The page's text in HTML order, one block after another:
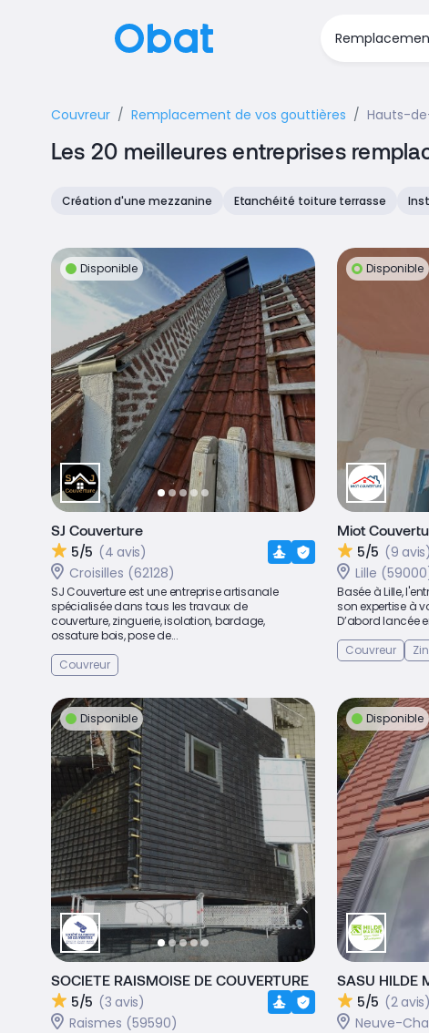
Couvreur Remplacement de vos gouttières Hauts-
Les 20 meilleures entreprises
Création d'une mezzanine Etanchéité toiture terrasse
Disponible
SJ Couverture
5/5 (4 avis)
Croisilles (62128)
SJ Couverture est une entreprise artisanale
spécialisée dans tous les travaux de
couverture, zinguerie, isolation, bardage,
ossature bois, pose de...
Couvreur
Disponible
Miot
5/5 (9 avis)
Lille
Basée à Lille,
son expertise à
D’abord lancée
Couvreur
Disponible
SOCIETE RAISMOISE DE COUVERTURE
5/5 (3 avis)
Raismes (59590)
Disponible
SASU HILDE
5/5 (2 avis)
Neuve-